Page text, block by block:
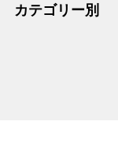
カテゴリー別